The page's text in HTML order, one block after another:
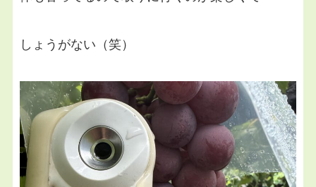
しょうがない（笑）